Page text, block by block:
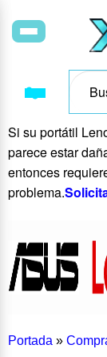
Si su portátil
parece estar
entonces
problema.
Portada »